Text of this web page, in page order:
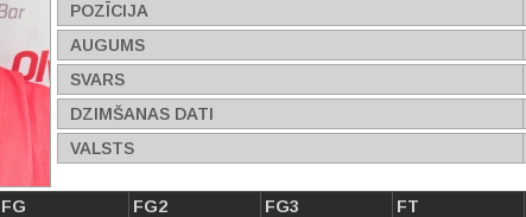
POZĪCIJA
AUGUMS
SVARS
DZIMŠANAS DATI
VALSTS
FG FG2 FG3 FT